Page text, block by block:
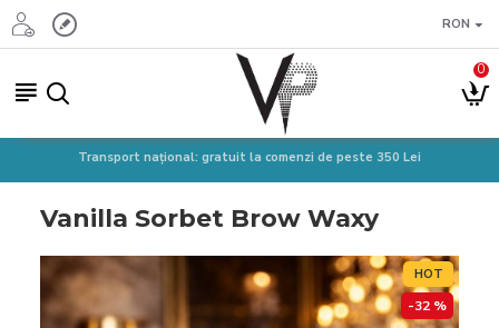
RON
0
Transport național: gratuit la comenzi de peste 350 Lei
Vanilla Sorbet Brow Waxy
HOT
-32 %